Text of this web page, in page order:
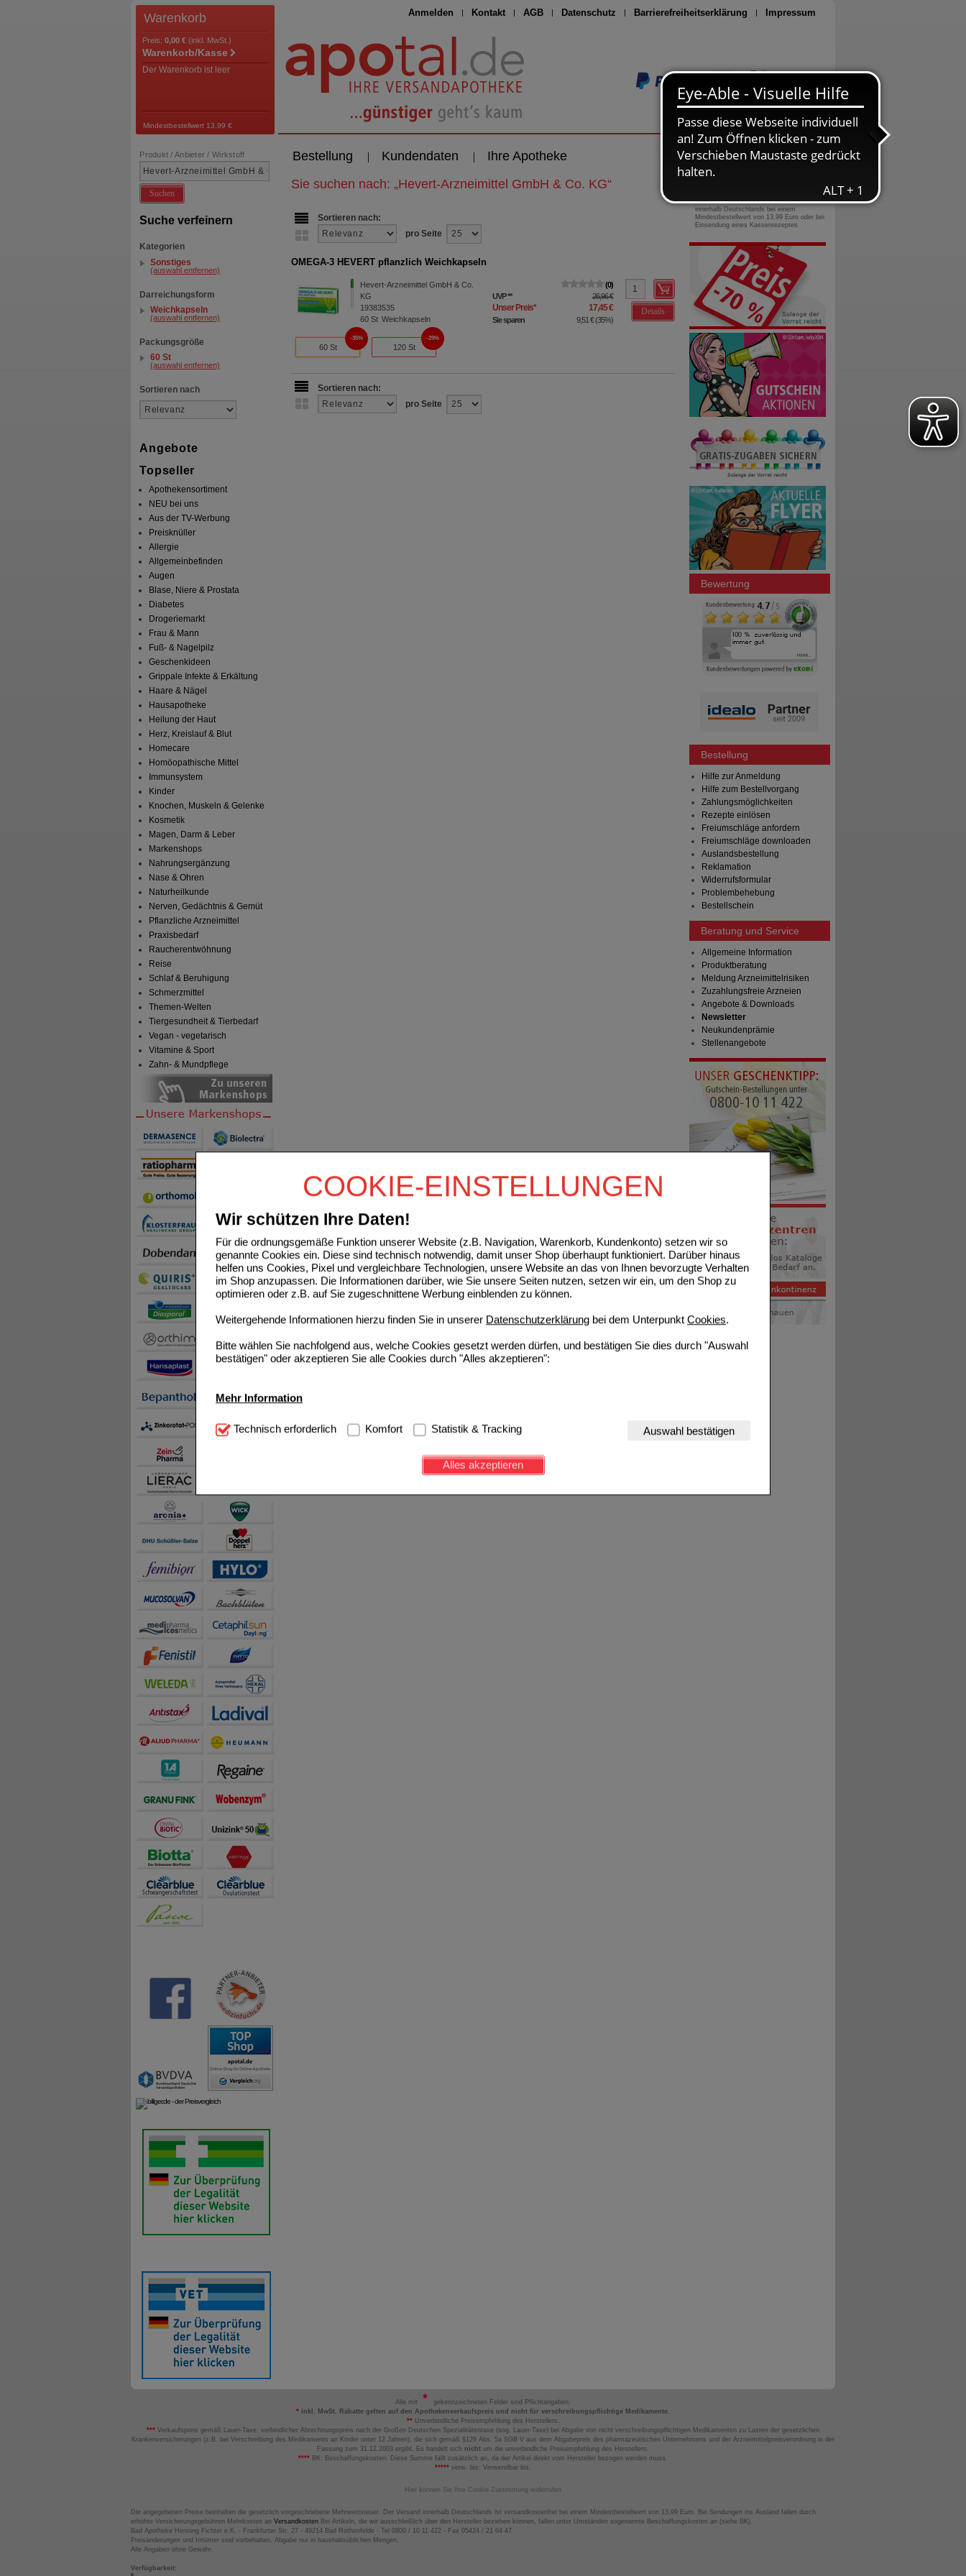
COOKIE-EINSTELLUNGEN
Wir schützen Ihre Daten!
Für die ordnungsgemäße Funktion unserer Website (z.B. Navigation, Warenkorb, Kundenkonto) setzen wir so
genannte Cookies ein. Diese sind technisch notwendig, damit unser Shop überhaupt funktioniert. Darüber hinaus
helfen uns Cookies, Pixel und vergleichbare Technologien, unsere Website an das von Ihnen bevorzugte Verhalten
im Shop anzupassen. Die Informationen darüber, wie Sie unsere Seiten nutzen, setzen wir ein, um den Shop zu
optimieren oder z.B. auf Sie zugeschnittene Werbung einblenden zu können.
Weitergehende Informationen hierzu finden Sie in unserer Datenschutzerklärung bei dem Unterpunkt Cookies.
Bitte wählen Sie nachfolgend aus, welche Cookies gesetzt werden dürfen, und bestätigen Sie dies durch "Auswahl
bestätigen" oder akzeptieren Sie alle Cookies durch "Alles akzeptieren":
Mehr Information
Technisch Notwendig: Hierbei handelt es sich um Cookies, die für die Grundfunktionen unserer Website
notwendig sind (z.B. Navigation, Warenkorb, Kundenkonto), weshalb auf diese nicht verzichtet werden kann.
Diese Cookies werden genutzt um das Einkaufserlebnis noch ansprechender zu gestalten,
beispielsweise für die Wiedererkennung des Besuchers oder unsere Seite an bevorzugte Verhaltensweisen (z.B.
Inhalte anzuzeigen und unser Partnerprogramm zu betreiben.
Statistik & Tracking:
sammeln, mit deren Hilfe wir unsere Website weiter für Sie optimieren können, den Inhalt auf unserer Website aber
auch die Werbung auf Drittseiten möglichst relevant für Sie zu gestalten. Bitte beachten Sie, dass Daten hierfür
teilweise an Dritte wie z.B. Google oder soziale Medien übertragen werden.
Technisch erforderlich Komfort Statistik & Tracking Auswahl bestätigen
Alles akzeptieren
Anmelden Kontakt AGB Datenschutz Barrierefreiheitserklärung Impressum
Seite drucken
Warenkorb
Preis: 0,00 € (inkl. MwSt.)
Warenkorb/Kasse
Der Warenkorb ist leer
Mindestbestellwert 13,99 €
Bestellung Kundendaten Ihre Apotheke
Produkt / Anbieter / Wirkstoff
Suchen
Suche verfeinern
Kategorien
Sonstiges
(auswahl entfernen)
Darreichungsform
Weichkapseln
(auswahl entfernen)
Packungsgröße
60 St
(auswahl entfernen)
Sortieren nach
Angebote
Topseller
Apothekensortiment
NEU bei uns
Aus der TV-Werbung
Preisknüller
Allergie
Allgemeinbefinden
Augen
Blase, Niere & Prostata
Diabetes
Drogeriemarkt
Frau & Mann
Fuß- & Nagelpilz
Geschenkideen
Grippale Infekte & Erkältung
Haare & Nägel
Hausapotheke
Heilung der Haut
Herz, Kreislauf & Blut
Homecare
Homöopathische Mittel
Immunsystem
Kinder
Knochen, Muskeln & Gelenke
Kosmetik
Magen, Darm & Leber
Markenshops
Nahrungsergänzung
Nase & Ohren
Naturheilkunde
Nerven, Gedächtnis & Gemüt
Pflanzliche Arzneimittel
Praxisbedarf
Raucherentwöhnung
Reise
Schlaf & Beruhigung
Schmerzmittel
Themen-Welten
Tiergesundheit & Tierbedarf
Vegan - vegetarisch
Vitamine & Sport
Zahn- & Mundpflege
Sie suchen nach: „Hevert-Arzneimittel GmbH & Co. KG“
Sortieren nach:
pro Seite
OMEGA-3 HEVERT pflanzlich Weichkapseln
Hevert-Arzneimittel GmbH & Co.
KG
19383535
60St Weichkapseln
0
UVP** 26,96 €
Unser Preis* 17,45 €
Sie sparen 9,51 €(35%)
Details
60 St
35%
120 St
29%
Sortieren nach:
pro Seite
0800-10 11 422
gebührenfreie Rufnummer
innerhalb Deutschlands bei einem
Mindestbestellwert von 13,99 Euro oder bei
Einsendung eines Kassenrezeptes
Bewertung
Bestellung
Hilfe zur Anmeldung
Hilfe zum Bestellvorgang
Zahlungsmöglichkeiten
Rezepte einlösen
Freiumschläge anfordern
Freiumschläge downloaden
Auslandsbestellung
Reklamation
Widerrufsformular
Problembehebung
Bestellschein
Beratung und Service
Allgemeine Information
Produktberatung
Meldung Arzneimittelrisiken
Zuzahlungsfreie Arzneien
Angebote & Downloads
Newsletter
Neukundenprämie
Stellenangebote
Alle mit
gekennzeichneten Felder sind Pflichtangaben.
* inkl. MwSt. Rabatte gelten auf den Apothekenverkaufspreis und nicht für verschreibungspflichtige Medikamente.
**Unverbindliche Preisempfehlung des Herstellers.
*** Verkaufspreis gemäß Lauer-Taxe; verbindlicher Abrechnungspreis nach der Großen Deutschen Spezialitätentaxe (sog. Lauer-Taxe) bei Abgabe von nicht verschreibungspflichtigen Medikamenten zu Lasten der gesetzlichen
Krankenversicherungen (z.B. bei Verschreibung des Medikaments an Kinder unter 12 Jahren), die sich gemäß §129 Abs. 5a SGB V aus dem Abgabepreis des pharmazeutischen Unternehmens und der Arzneimittelpreisverordnung in der
Fassung zum 31.12.2003 ergibt. Es handelt sich nicht um die unverbindliche Preisempfehlung des Herstellers.
**** BK: Beschaffungskosten. Diese Summe fällt zusätzlich an, da der Artikel direkt vom Hersteller bezogen werden muss.
***** verw. bis: Verwendbar bis.
Hier können Sie Ihre Cookie-Zustimmung widerrufen
Die angegebenen Preise beinhalten die gesetzlich vorgeschriebene Mehrwertsteuer. Der Versand innerhalb Deutschlands ist versandkostenfrei bei einem Mindestbestellwert von 13,99 Euro. Bei Sendungen ins Ausland fallen durch
erhöhte Versicherungsgebühren Mehrkosten an Versandkosten Bei Artikeln, die wir ausschließlich über den Hersteller beziehen können, fallen unter Umständen sogenannte Beschaffungskosten an (siehe BK).
Bad Apotheke Henning Fichter e.K. - Frankfurter Str. 27 - 49214 Bad Rothenfelde - Tel 0800 / 10 11 422 - Fax 05424 / 21 64 47
Preisänderungen und Irrtümer sind vorbehalten. Abgabe nur in haushaltsüblichen Mengen.
Alle Angaben ohne Gewähr.
Verfügbarkeit: